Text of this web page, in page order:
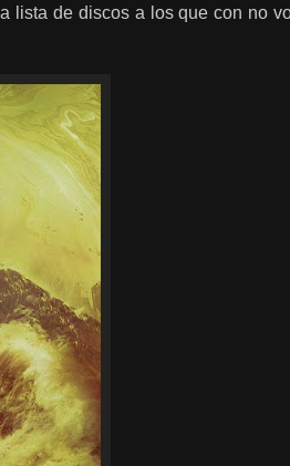
lista de discos a los que con no